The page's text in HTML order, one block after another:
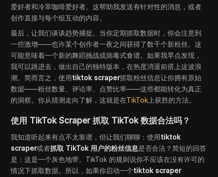
爱好者和冷萃咖啡爱好者。这帮助我发送有针对性的消息，或者
创作直接与每个组互动的内容。
最后，让我们谈谈趋势捕捉。当你定期抓取数据时，你会注意到
一些激增——也许某个创作者一夜之间获得了数千个新粉丝。这
可能意味着一个新的舞蹈挑战或病毒式食谱。如果我早点发现，
我可以跳进去，做出自己的独特版本，在热度消退前搭上这波浪
潮。简而言之，使用tiktok scraper抓取粉丝信息让你拥有原始
数据——粉丝数量、评论率、点赞比率——这些都能转化为真正
的洞察。你从猜测走向了解，这就是在TikTok 上获胜的方法。
使用 TikTok Scraper 抓取 TikTok 数据合法吗？
我知道听起来有点不太靠谱，但让我们聊聊：使用tiktok
scraper或者抓取 TikTok 用户的粉丝信息是否合法？简短的回答
是：这是一个灰色地带。TikTok 的规则说你不应该在没有许可的
情况下抓取数据。所以，如果你启动一个tiktok scraper